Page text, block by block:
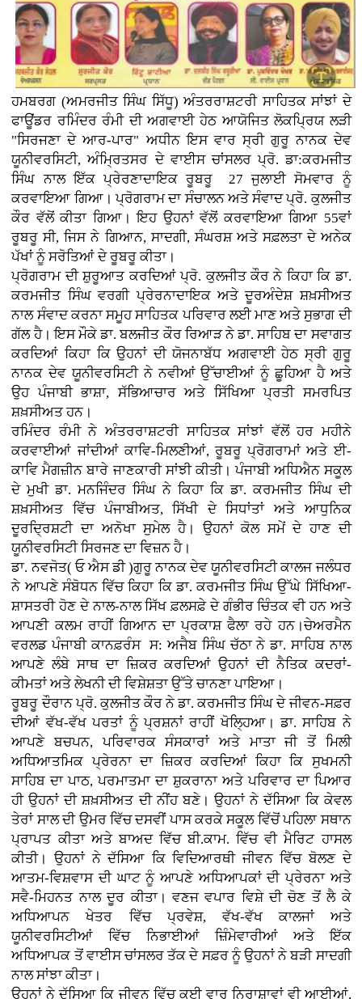
ਹਮਬਰਗ (ਅਮਰਜੀਤ ਸਿੰਘ ਸਿੱਧੂ) ਅੰਤਰਰਾਸ਼ਟਰੀ ਸਾਹਿਤਕ ਸਾਂਝਾਂ ਦੇ
ਫਾਊਂਡਰ ਰਮਿੰਦਰ ਰੰਮੀ ਦੀ ਅਗਵਾਈ ਹੇਠ ਆਯੋਜਿਤ ਲੋਕਪ੍ਰਿਯ ਲੜੀ
"ਸਿਰਜਣਾ ਦੇ ਆਰ-ਪਾਰ" ਅਧੀਨ ਇਸ ਵਾਰ ਸ੍ਰੀ ਗੁਰੂ ਨਾਨਕ ਦੇਵ
ਯੂਨੀਵਰਸਿਟੀ, ਅੰਮ੍ਰਿਤਸਰ ਦੇ ਵਾਈਸ ਚਾਂਸਲਰ ਪ੍ਰੋ. ਡਾ:ਕਰਮਜੀਤ
ਸਿੰਘ ਨਾਲ ਇੱਕ ਪ੍ਰੇਰਣਾਦਾਇਕ ਰੂਬਰੂ 27 ਜੁਲਾਈ ਸੋਮਵਾਰ ਨੂੰ
ਕਰਵਾਇਆ ਗਿਆ। ਪ੍ਰੋਗਰਾਮ ਦਾ ਸੰਚਾਲਨ ਅਤੇ ਸੰਵਾਦ ਪ੍ਰੋ. ਕੁਲਜੀਤ
ਕੌਰ ਵੱਲੋਂ ਕੀਤਾ ਗਿਆ। ਇਹ ਉਹਨਾਂ ਵੱਲੋਂ ਕਰਵਾਇਆ ਗਿਆ 55ਵਾਂ
ਰੂਬਰੂ ਸੀ, ਜਿਸ ਨੇ ਗਿਆਨ, ਸਾਦਗੀ, ਸੰਘਰਸ਼ ਅਤੇ ਸਫ਼ਲਤਾ ਦੇ ਅਨੇਕ
ਪੱਖਾਂ ਨੂੰ ਸਰੋਤਿਆਂ ਦੇ ਰੂਬਰੂ ਕੀਤਾ।
ਪ੍ਰੋਗਰਾਮ ਦੀ ਸ਼ੁਰੂਆਤ ਕਰਦਿਆਂ ਪ੍ਰੋ. ਕੁਲਜੀਤ ਕੌਰ ਨੇ ਕਿਹਾ ਕਿ ਡਾ.
ਕਰਮਜੀਤ ਸਿੰਘ ਵਰਗੀ ਪ੍ਰੇਰਨਾਦਾਇਕ ਅਤੇ ਦੂਰਅੰਦੇਸ਼ ਸ਼ਖ਼ਸੀਅਤ
ਨਾਲ ਸੰਵਾਦ ਕਰਨਾ ਸਮੂਹ ਸਾਹਿਤਕ ਪਰਿਵਾਰ ਲਈ ਮਾਣ ਅਤੇ ਸੁਭਾਗ ਦੀ
ਗੱਲ ਹੈ। ਇਸ ਮੌਕੇ ਡਾ. ਬਲਜੀਤ ਕੌਰ ਰਿਆੜ ਨੇ ਡਾ. ਸਾਹਿਬ ਦਾ ਸਵਾਗਤ
ਕਰਦਿਆਂ ਕਿਹਾ ਕਿ ਉਹਨਾਂ ਦੀ ਯੋਜਨਾਬੱਧ ਅਗਵਾਈ ਹੇਠ ਸ੍ਰੀ ਗੁਰੂ
ਨਾਨਕ ਦੇਵ ਯੂਨੀਵਰਸਿਟੀ ਨੇ ਨਵੀਆਂ ਉੱਚਾਈਆਂ ਨੂੰ ਛੂਹਿਆ ਹੈ ਅਤੇ
ਉਹ ਪੰਜਾਬੀ ਭਾਸ਼ਾ, ਸੱਭਿਆਚਾਰ ਅਤੇ ਸਿੱਖਿਆ ਪ੍ਰਤੀ ਸਮਰਪਿਤ
ਸ਼ਖ਼ਸੀਅਤ ਹਨ।
ਰਮਿੰਦਰ ਰੰਮੀ ਨੇ ਅੰਤਰਰਾਸ਼ਟਰੀ ਸਾਹਿਤਕ ਸਾਂਝਾਂ ਵੱਲੋਂ ਹਰ ਮਹੀਨੇ
ਕਰਵਾਈਆਂ ਜਾਂਦੀਆਂ ਕਾਵਿ-ਮਿਲਣੀਆਂ, ਰੂਬਰੂ ਪ੍ਰੋਗਰਾਮਾਂ ਅਤੇ ਈ-
ਕਾਵਿ ਮੈਗਜ਼ੀਨ ਬਾਰੇ ਜਾਣਕਾਰੀ ਸਾਂਝੀ ਕੀਤੀ। ਪੰਜਾਬੀ ਅਧਿਐਨ ਸਕੂਲ
ਦੇ ਮੁਖੀ ਡਾ. ਮਨਜਿੰਦਰ ਸਿੰਘ ਨੇ ਕਿਹਾ ਕਿ ਡਾ. ਕਰਮਜੀਤ ਸਿੰਘ ਦੀ
ਸ਼ਖ਼ਸੀਅਤ ਵਿੱਚ ਪੰਜਾਬੀਅਤ, ਸਿੱਖੀ ਦੇ ਸਿਧਾਂਤਾਂ ਅਤੇ ਆਧੁਨਿਕ
ਦੂਰਦ੍ਰਿਸ਼ਟੀ ਦਾ ਅਨੋਖਾ ਸੁਮੇਲ ਹੈ। ਉਹਨਾਂ ਕੋਲ ਸਮੇਂ ਦੇ ਹਾਣ ਦੀ
ਯੂਨੀਵਰਸਿਟੀ ਸਿਰਜਣ ਦਾ ਵਿਜ਼ਨ ਹੈ।
ਡਾ. ਨਵਜੋਤ( ਓ ਐਸ ਡੀ )ਗੁਰੂ ਨਾਨਕ ਦੇਵ ਯੂਨੀਵਰਸਿਟੀ ਕਾਲਜ ਜਲੰਧਰ
ਨੇ ਆਪਣੇ ਸੰਬੋਧਨ ਵਿੱਚ ਕਿਹਾ ਕਿ ਡਾ. ਕਰਮਜੀਤ ਸਿੰਘ ਉੱਘੇ ਸਿੱਖਿਆ-
ਸ਼ਾਸਤਰੀ ਹੋਣ ਦੇ ਨਾਲ-ਨਾਲ ਸਿੱਖ ਫ਼ਲਸਫ਼ੇ ਦੇ ਗੰਭੀਰ ਚਿੰਤਕ ਵੀ ਹਨ ਅਤੇ
ਆਪਣੀ ਕਲਮ ਰਾਹੀਂ ਗਿਆਨ ਦਾ ਪ੍ਰਕਾਸ਼ ਫੈਲਾ ਰਹੇ ਹਨ।ਚੇਅਰਮੈਨ
ਵਰਲਡ ਪੰਜਾਬੀ ਕਾਨਫ਼ਰੰਸ ਸ: ਅਜੈਬ ਸਿੰਘ ਚੱਠਾ ਨੇ ਡਾ. ਸਾਹਿਬ ਨਾਲ
ਆਪਣੇ ਲੰਬੇ ਸਾਥ ਦਾ ਜ਼ਿਕਰ ਕਰਦਿਆਂ ਉਹਨਾਂ ਦੀ ਨੈਤਿਕ ਕਦਰਾਂ-
ਕੀਮਤਾਂ ਅਤੇ ਲੇਖਨੀ ਦੀ ਵਿਸ਼ੇਸ਼ਤਾ ਉੱਤੇ ਚਾਨਣਾ ਪਾਇਆ।
ਰੂਬਰੂ ਦੌਰਾਨ ਪ੍ਰੋ. ਕੁਲਜੀਤ ਕੌਰ ਨੇ ਡਾ. ਕਰਮਜੀਤ ਸਿੰਘ ਦੇ ਜੀਵਨ-ਸਫ਼ਰ
ਦੀਆਂ ਵੱਖ-ਵੱਖ ਪਰਤਾਂ ਨੂੰ ਪ੍ਰਸ਼ਨਾਂ ਰਾਹੀਂ ਖੋਲ੍ਹਿਆ। ਡਾ. ਸਾਹਿਬ ਨੇ
ਆਪਣੇ ਬਚਪਨ, ਪਰਿਵਾਰਕ ਸੰਸਕਾਰਾਂ ਅਤੇ ਮਾਤਾ ਜੀ ਤੋਂ ਮਿਲੀ
ਅਧਿਆਤਮਿਕ ਪ੍ਰੇਰਨਾ ਦਾ ਜ਼ਿਕਰ ਕਰਦਿਆਂ ਕਿਹਾ ਕਿ ਸੁਖਮਨੀ
ਸਾਹਿਬ ਦਾ ਪਾਠ, ਪਰਮਾਤਮਾ ਦਾ ਸ਼ੁਕਰਾਨਾ ਅਤੇ ਪਰਿਵਾਰ ਦਾ ਪਿਆਰ
ਹੀ ਉਹਨਾਂ ਦੀ ਸ਼ਖ਼ਸੀਅਤ ਦੀ ਨੀਂਹ ਬਣੇ। ਉਹਨਾਂ ਨੇ ਦੱਸਿਆ ਕਿ ਕੇਵਲ
ਤੇਰਾਂ ਸਾਲ ਦੀ ਉਮਰ ਵਿੱਚ ਦਸਵੀਂ ਪਾਸ ਕਰਕੇ ਸਕੂਲ ਵਿੱਚੋਂ ਪਹਿਲਾ ਸਥਾਨ
ਪ੍ਰਾਪਤ ਕੀਤਾ ਅਤੇ ਬਾਅਦ ਵਿੱਚ ਬੀ.ਕਾਮ. ਵਿੱਚ ਵੀ ਮੈਰਿਟ ਹਾਸਲ
ਕੀਤੀ। ਉਹਨਾਂ ਨੇ ਦੱਸਿਆ ਕਿ ਵਿਦਿਆਰਥੀ ਜੀਵਨ ਵਿੱਚ ਬੋਲਣ ਦੇ
ਆਤਮ-ਵਿਸ਼ਵਾਸ ਦੀ ਘਾਟ ਨੂੰ ਆਪਣੇ ਅਧਿਆਪਕਾਂ ਦੀ ਪ੍ਰੇਰਨਾ ਅਤੇ
ਸਵੈ-ਮਿਹਨਤ ਨਾਲ ਦੂਰ ਕੀਤਾ। ਵਣਜ ਵਪਾਰ ਵਿਸ਼ੇ ਦੀ ਚੋਣ ਤੋਂ ਲੈ ਕੇ
ਅਧਿਆਪਨ ਖੇਤਰ ਵਿੱਚ ਪ੍ਰਵੇਸ਼, ਵੱਖ-ਵੱਖ ਕਾਲਜਾਂ ਅਤੇ
ਯੂਨੀਵਰਸਿਟੀਆਂ ਵਿੱਚ ਨਿਭਾਈਆਂ ਜ਼ਿੰਮੇਵਾਰੀਆਂ ਅਤੇ ਇੱਕ
ਅਧਿਆਪਕ ਤੋਂ ਵਾਈਸ ਚਾਂਸਲਰ ਤੱਕ ਦੇ ਸਫ਼ਰ ਨੂੰ ਉਹਨਾਂ ਨੇ ਬੜੀ ਸਾਦਗੀ
ਨਾਲ ਸਾਂਝਾ ਕੀਤਾ।
ਉਹਨਾਂ ਨੇ ਦੱਸਿਆ ਕਿ ਜੀਵਨ ਵਿੱਚ ਕਈ ਵਾਰ ਨਿਰਾਸ਼ਾਵਾਂ ਵੀ ਆਈਆਂ,